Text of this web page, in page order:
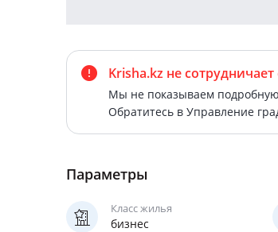
Krisha.kz не сотрудничает
Мы не показываем
Обратитесь в Управление
Параметры
Класс жилья
бизнес